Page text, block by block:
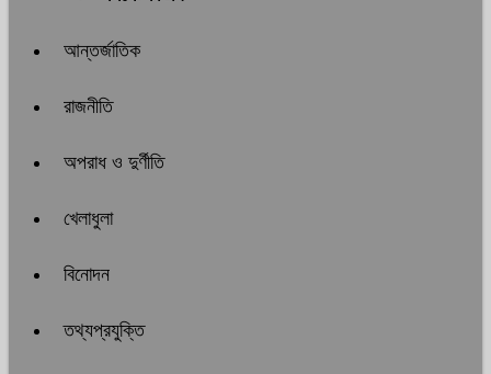
আন্তর্জাতিক
রাজনীতি
অপরাধ ও দুর্ণীতি
খেলাধুলা
বিনোদন
তথ্যপ্রযুক্তি